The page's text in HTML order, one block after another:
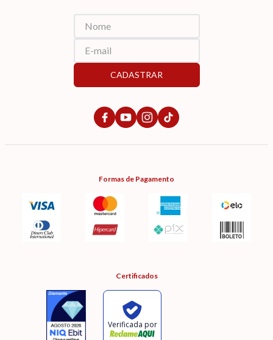
CADASTRAR
Formas de Pagamento
Certificados